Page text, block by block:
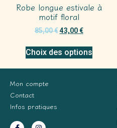
Robe longue estivale à
motif floral
85,00€ 43,00€
Choix des options
Mon compte
Contact
Infos pratiques